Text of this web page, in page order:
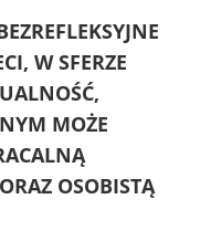
W SFERZE
MOŻE
OSOBISTĄ